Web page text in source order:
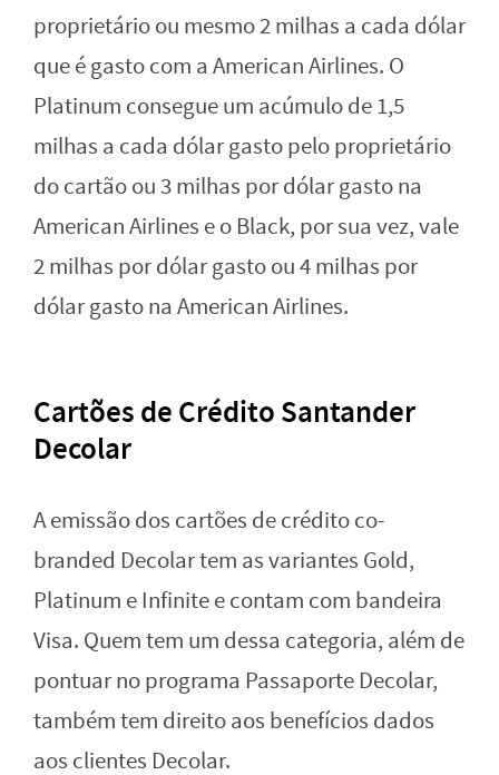
proprietário ou mesmo 2 milhas a cada dólar
que é gasto com a American Airlines. O
Platinum consegue um acúmulo de 1,5
milhas a cada dólar gasto pelo proprietário
do cartão ou 3 milhas por dólar gasto na
American Airlines e o Black, por sua vez, vale
2 milhas por dólar gasto ou 4 milhas por
dólar gasto na American Airlines.
Cartões de Crédito Santander
Decolar
A emissão dos cartões de crédito co-
branded Decolar tem as variantes Gold,
Platinum e Infinite e contam com bandeira
Visa. Quem tem um dessa categoria, além de
pontuar no programa Passaporte Decolar,
também tem direito aos benefícios dados
aos clientes Decolar.